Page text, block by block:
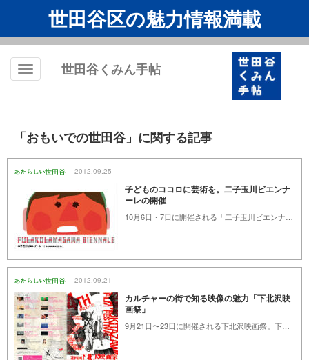
世田谷区の魅力情報満載
Toggle
世田谷くみん手帖
「おもいでの世田谷」に関する記事
2012.09.25
子どものココロに芸術を。二子玉川ビエンナ
ーレの開催
2012.09.21
カルチャーの街で知る映像の魅力「下北沢映
画祭」